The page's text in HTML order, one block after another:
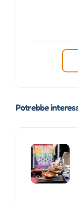
Potrebbe